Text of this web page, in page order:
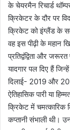
के चेयरमैन रिचार्ड
क्रिकेटर के दौर पर
क्रिकेट को इंग्लैंड के
वह इस पीढ़ी के महान
प्रतिद्वंद्विता और
यादगार पल दिए हैं
दिलाई- 2019 और
ऐतिहासिक पारी या
क्रिकेट में चमत्कारिक
कप्तानी संभाली थी।